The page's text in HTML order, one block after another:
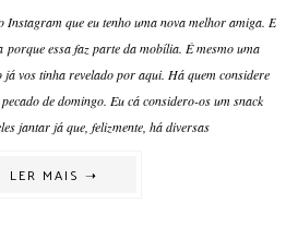
Instagram que eu tenho uma nova melhor amiga. E
essa faz parte da mobília. É mesmo uma
já vos tinha revelado por aqui. Há quem considere
de domingo. Eu cá considero-os um snack
jantar já que, felizmente, há diversas
LER MAIS ➝